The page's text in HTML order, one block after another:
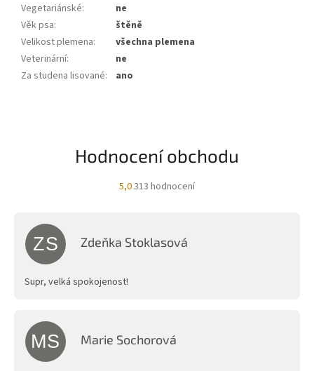
Vegetariánské:
ne
Věk psa:
štěně
Velikost plemena:
všechna plemena
Veterinární:
ne
Za studena lisované: ano
Hodnocení obchodu
5,0Průměrné
5,0
313 hodnocení
ZS Zdeňka Stoklasová
Supr, velká spokojenost!
MS Marie Sochorová